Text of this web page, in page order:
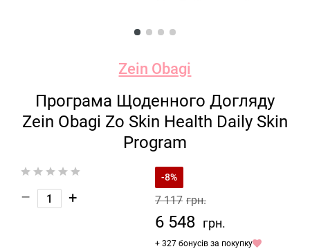
Zein Obagi
Програма Щоденного Догляду
Zein Obagi Zo Skin Health Daily Skin
Program
– +
-8%
7 117 грн.
6 548 грн.
+ 327 бонусів за покупку